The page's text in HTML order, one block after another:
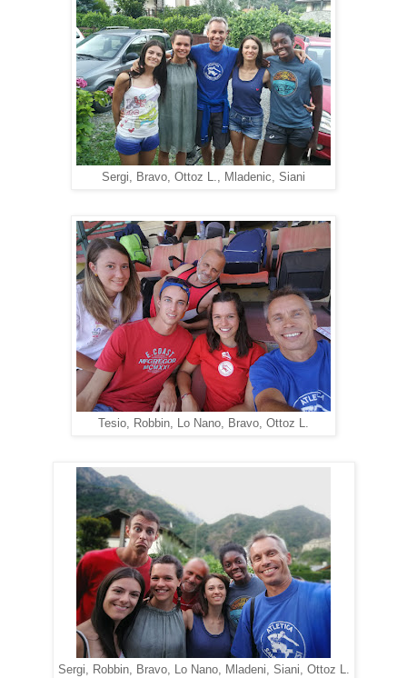
Sergi, Bravo, Ottoz L., Mladenic, Siani
Tesio, Robbin, Lo Nano, Bravo, Ottoz L.
Sergi, Robbin, Bravo, Lo Nano, Mladeni, Siani, Ottoz L.